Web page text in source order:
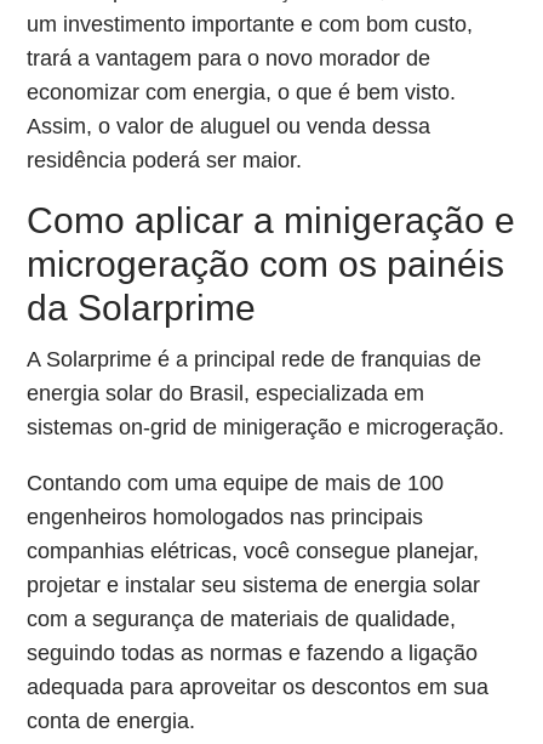
um investimento importante e com bom custo,
trará a vantagem para o novo morador de
economizar com energia, o que é bem visto.
Assim, o valor de aluguel ou venda dessa
residência poderá ser maior.
Como aplicar a minigeração e
microgeração com os painéis
da Solarprime
A Solarprime é a principal rede de franquias de
energia solar do Brasil, especializada em
sistemas on-grid de minigeração e microgeração.
Contando com uma equipe de mais de 100
engenheiros homologados nas principais
companhias elétricas, você consegue planejar,
projetar e instalar seu sistema de energia solar
com a segurança de materiais de qualidade,
seguindo todas as normas e fazendo a ligação
adequada para aproveitar os descontos em sua
conta de energia.